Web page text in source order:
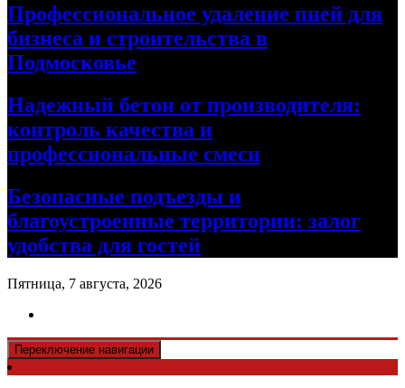
Профессиональное удаление пней для
бизнеса и строительства в
Подмосковье
Надежный бетон от производителя:
контроль качества и
профессиональные смеси
Безопасные подъезды и
благоустроенные территории: залог
удобства для гостей
Пятница, 7 августа, 2026
Переключение навигации